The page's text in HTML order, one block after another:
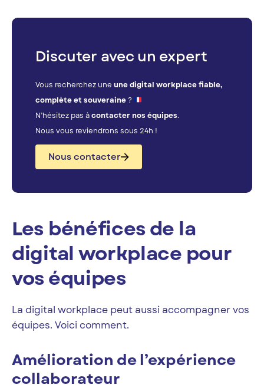
Discuter avec un expert
Vous recherchez une une digital workplace fiable,
complète et souveraine ?
N’hésitez pas àcontacter nos équipes.
Nous vous reviendrons sous 24h !
Nous contacter
Les bénéfices de la
digital workplace pour
vos équipes
La digital workplace peut aussi accompagner vos
équipes. Voici comment.
Amélioration de l’expérience
collaborateur